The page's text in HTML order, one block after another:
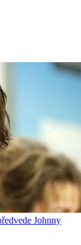
Johnny